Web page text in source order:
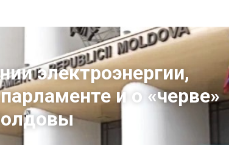
электроэнергии,
и о «черве»